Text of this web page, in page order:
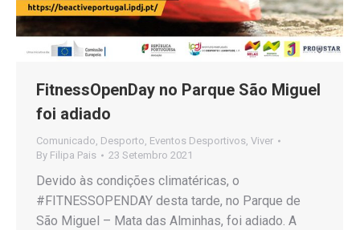
FitnessOpenDay no Parque São Miguel
foi adiado
Comunicado, Desporto, Eventos Desportivos, Viver
By Filipa Pais 23 Setembro 2021
Devido às condições climatéricas, o
#FITNESSOPENDAY desta tarde, no Parque de
São Miguel – Mata das Alminhas, foi adiado. A